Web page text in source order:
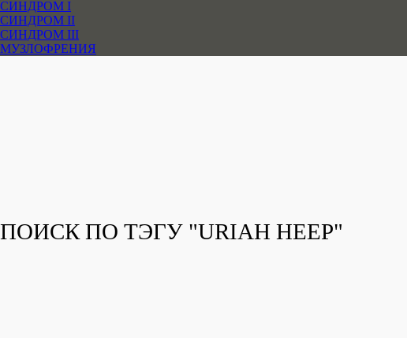
СИНДРОМ I
СИНДРОМ II
СИНДРОМ III
МУЗЛОФРЕНИЯ
ПОИСК ПО ТЭГУ "URIAH HEEP"